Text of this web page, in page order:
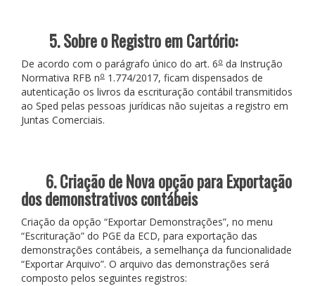
5. Sobre o Registro em Cartório:
De acordo com o parágrafo único do art. 6o da Instrução
Normativa RFB no 1.774/2017, ficam dispensados de
autenticação os livros da escrituração contábil transmitidos
ao Sped pelas pessoas jurídicas não sujeitas a registro em
Juntas Comerciais.
6. Criação de Nova opção para Exportação
dos demonstrativos contábeis
Criação da opção “Exportar Demonstrações”, no menu
“Escrituração” do PGE da ECD, para exportação das
demonstrações contábeis, a semelhança da funcionalidade
“Exportar Arquivo”. O arquivo das demonstrações será
composto pelos seguintes registros: